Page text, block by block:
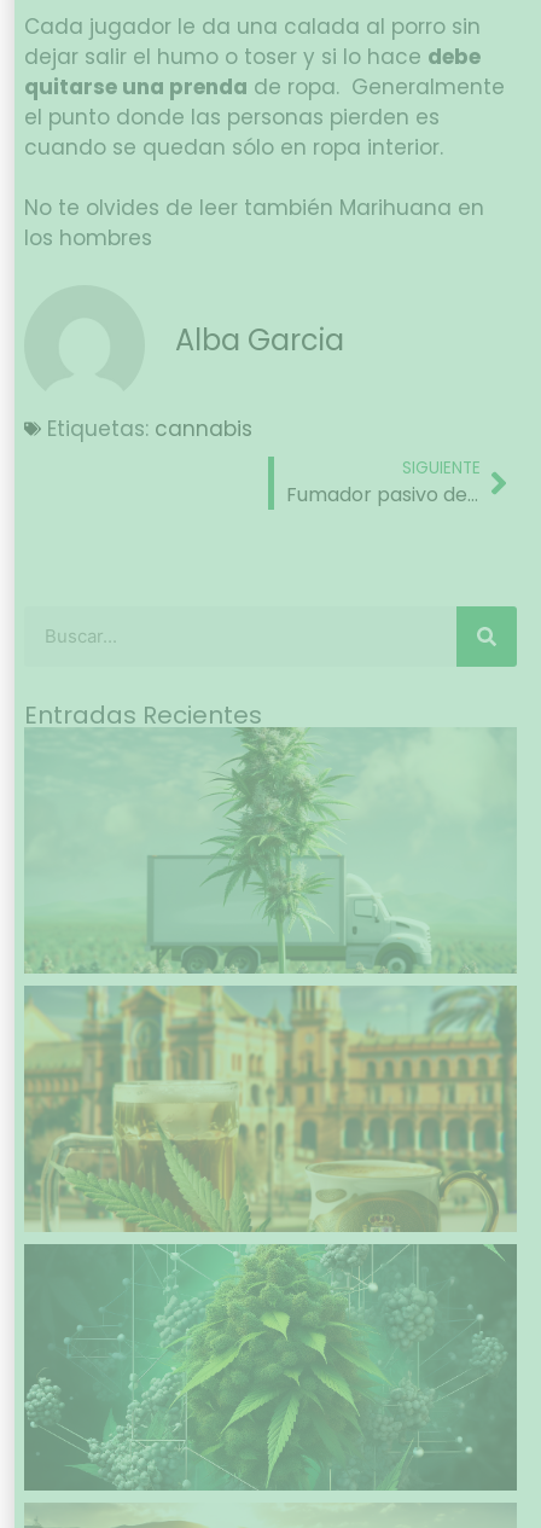
Cada jugador le da una calada al porro sin
dejar salir el humo o toser y si lo hace debe
quitarse una prenda de ropa. Generalmente
el punto donde las personas pierden es
cuando se quedan sólo en ropa interior.
No te olvides de leer también Marihuana en
los hombres
Alba Garcia
Etiquetas: cannabis
SIGUIENTE
Fumador pasivo de cannabis
Entradas Recientes